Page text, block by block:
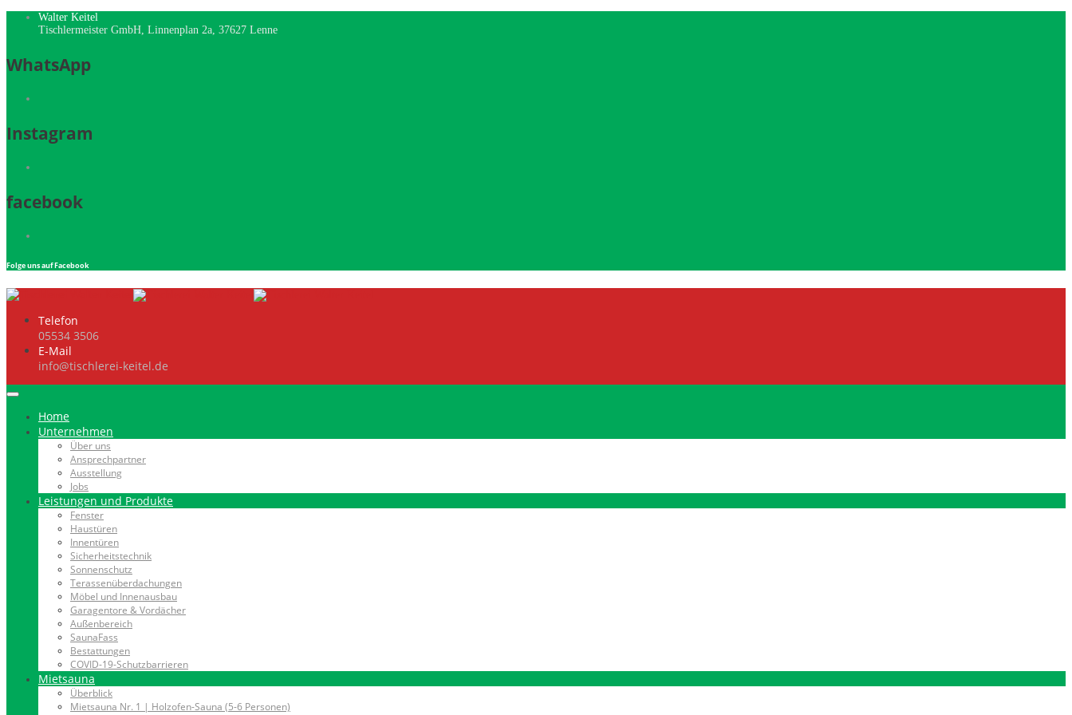
Walter Keitel
Tischlermeister GmbH, Linnenplan 2a, 37627 Lenne
WhatsApp
Instagram
facebook
Folge uns auf Facebook
Telefon
05534 3506
E-Mail
info@tischlerei-keitel.de
Home
Unternehmen
Über uns
Ansprechpartner
Ausstellung
Jobs
Leistungen und Produkte
Fenster
Haustüren
Innentüren
Sicherheitstechnik
Sonnenschutz
Terassenüberdachungen
Möbel und Innenausbau
Garagentore & Vordächer
Außenbereich
SaunaFass
Bestattungen
COVID-19-Schutzbarrieren
Mietsauna
Überblick
Mietsauna Nr. 1 | Holzofen-Sauna (5-6 Personen)